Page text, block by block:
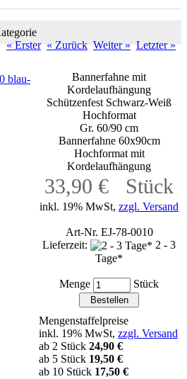
« Erster « Zurück Weiter » Letzter »
Bannerfahne mit
Kordelaufhängung
Schützenfest Schwarz-Weiß
Hochformat
Gr. 60/90 cm
Bannerfahne 60x90cm
Hochformat mit
Kordelaufhängung
33,90 € Stück
inkl. 19% MwSt, zzgl. Versand
Art-Nr. EJ-78-0010
Lieferzeit:
2 - 3
Tage*
Menge Stück
Mengenstaffelpreise
inkl. 19% MwSt, zzgl. Versand
ab 2 Stück 24,90 €
ab 5 Stück 19,50 €
ab 10 Stück 17,50 €